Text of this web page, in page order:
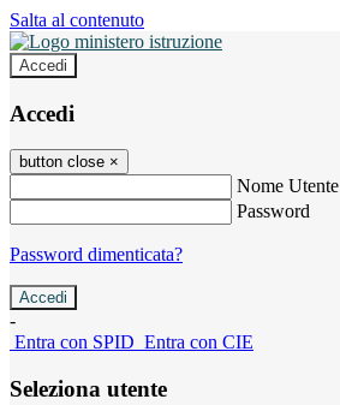
Salta al contenuto
Accedi
Accedi
button close ×
Nome Utente
Password
Password dimenticata?
-
Entra con SPID Entra con CIE
Seleziona utente